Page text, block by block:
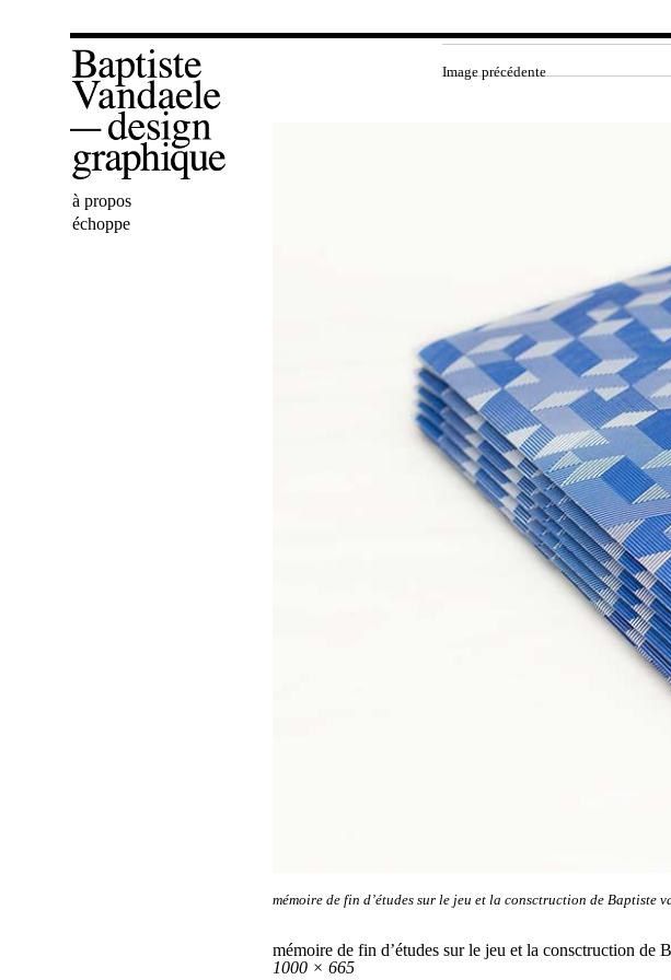
Baptiste
Bienvenue
à propos
échoppe
Image précédente
mémoire de fin d’études sur le jeu et la consctruction de Baptiste
mémoire de fin d’études sur le jeu et la consctruction de
Taille
1000 × 665